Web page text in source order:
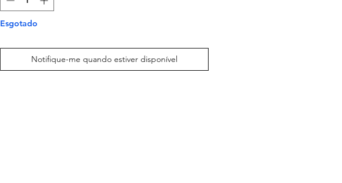
Esgotado
Notifique-me quando estiver disponível